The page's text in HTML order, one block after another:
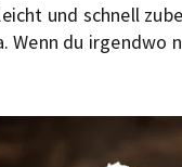
und schnell
Wenn du irgendwo